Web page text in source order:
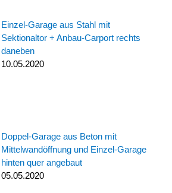
Einzel-Garage aus Stahl mit
Sektionaltor + Anbau-Carport rechts
daneben
10.05.2020
Doppel-Garage aus Beton mit
Mittelwandöffnung und Einzel-Garage
hinten quer angebaut
05.05.2020